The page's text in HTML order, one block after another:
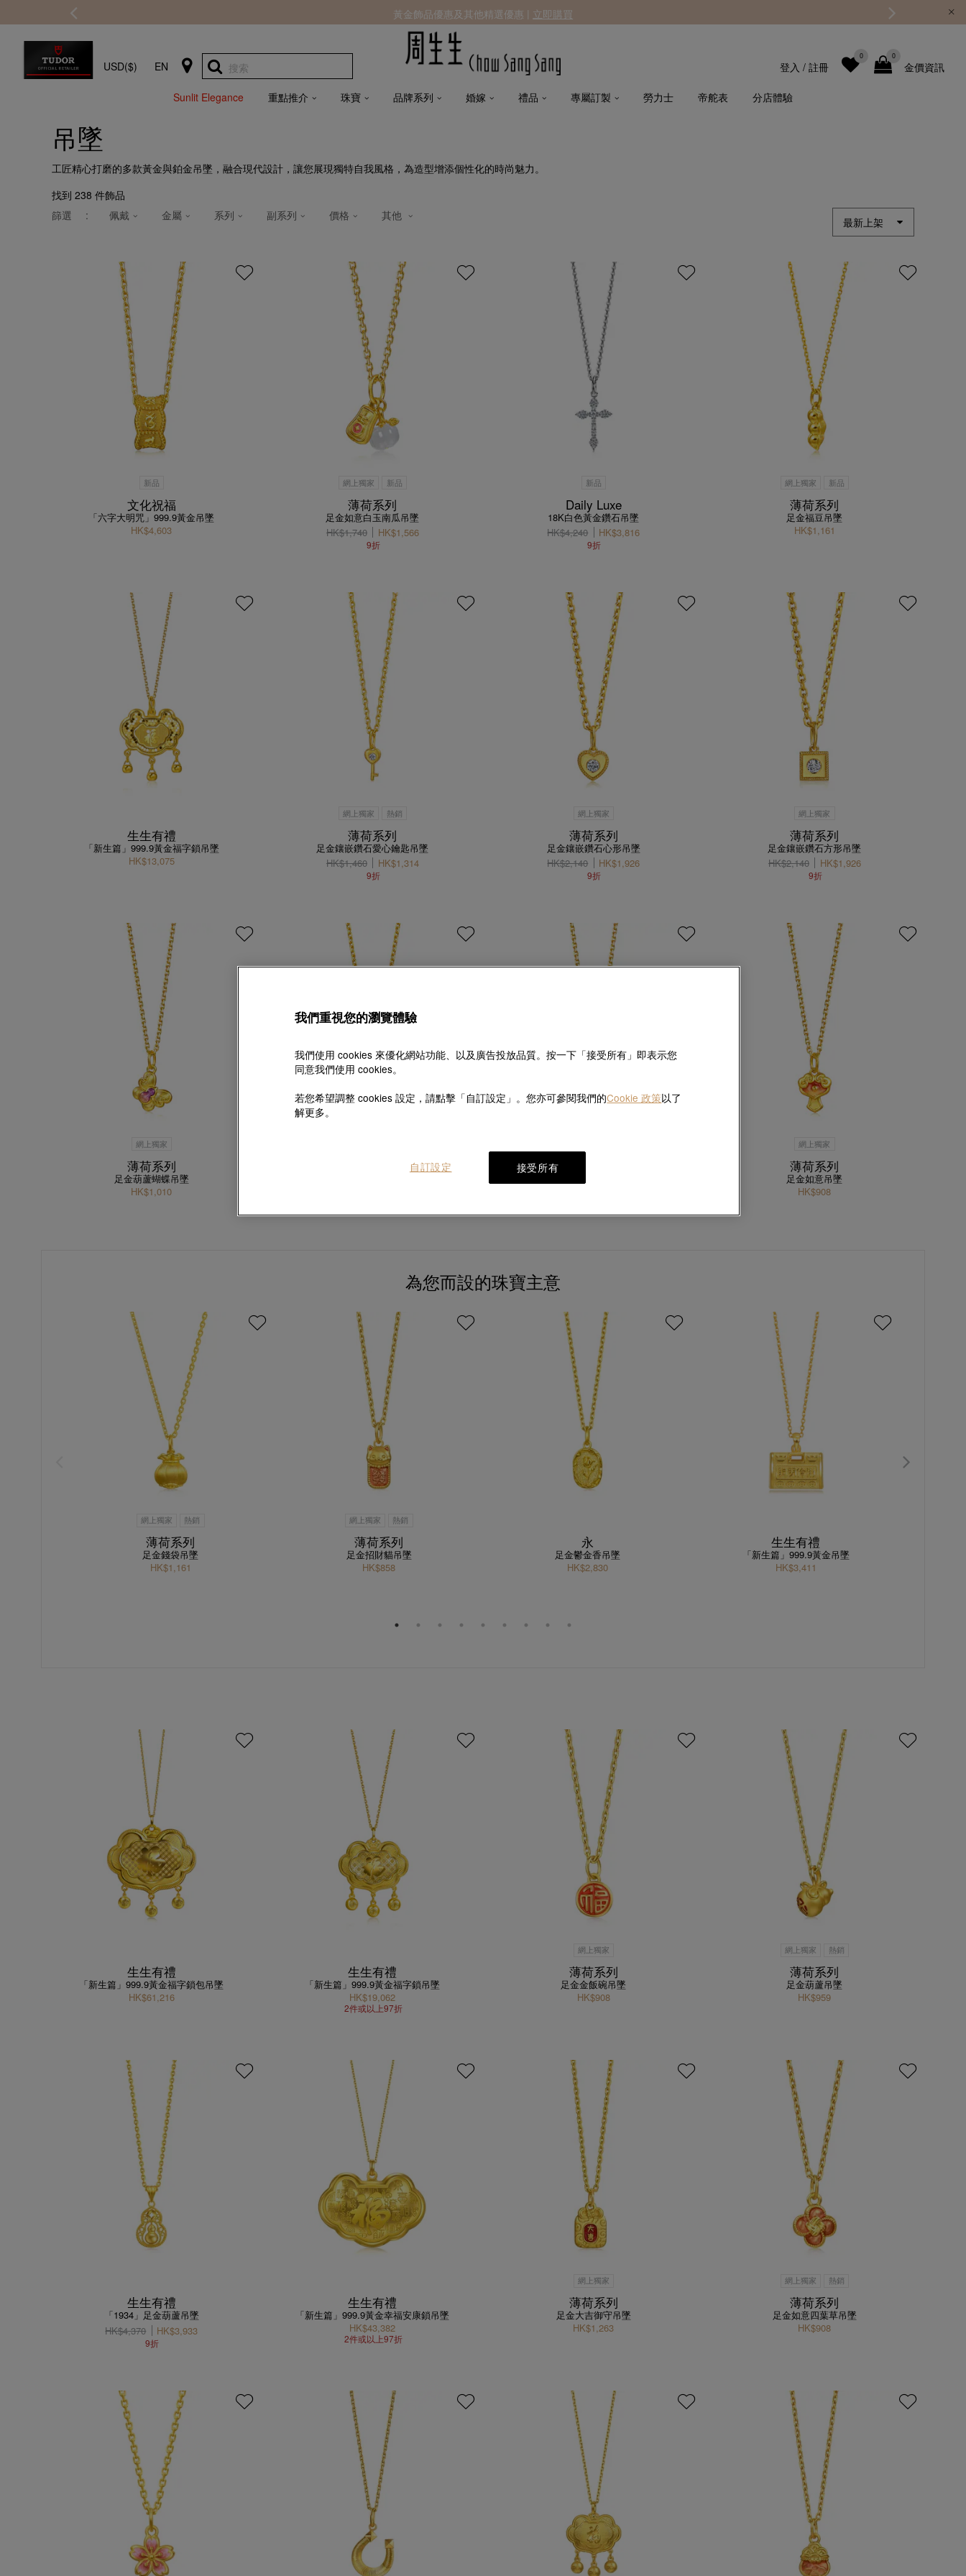
USD($) EN 搜索 金價資訊
0
0
登入 / 註冊
Sunlit Elegance 重點推介 珠寶 品牌系列 婚嫁 禮品 專屬訂製 勞力士 帝舵表 分店體驗
黃金飾品優惠及其他精選優惠 | 立即購買
吊墜
工匠精心打磨的多款黃金與鉑金吊墜，融合現代設計，讓您展現獨特自我風格，為造型增添個性化的時尚魅力。
找到 238 件飾品
篩選
: 佩戴 金屬 系列 副系列 價格 其他
新品
文化祝福
「六字大明咒」999.9黃金吊墜
HK$4,603
網上獨家 新品
薄荷系列
足金如意白玉南瓜吊墜
HK$1,740
HK$1,566
9折
新品
Daily Luxe
18K白色黃金鑽石吊墜
HK$4,240
HK$3,816
9折
網上獨家 新品
薄荷系列
足金福豆吊墜
HK$1,161
生生有禮
「新生篇」999.9黃金福字鎖吊墜
HK$13,075
網上獨家 熱銷
薄荷系列
足金鑲嵌鑽石愛心鑰匙吊墜
HK$1,460
HK$1,314
9折
網上獨家
薄荷系列
足金鑲嵌鑽石心形吊墜
HK$2,140
HK$1,926
9折
網上獨家
薄荷系列
足金鑲嵌鑽石方形吊墜
HK$2,140
HK$1,926
9折
網上獨家
薄荷系列
足金葫蘆蝴蝶吊墜
HK$1,010
網上獨家
薄荷系列
足金如意吊墜
HK$908
為您而設的珠寶主意
網上獨家 熱銷
薄荷系列
足金錢袋吊墜
HK$1,161
網上獨家 熱銷
薄荷系列
足金招財貓吊墜
HK$858
永
足金鬱金香吊墜
HK$2,830
生生有禮
「新生篇」999.9黃金吊墜
HK$3,411
生生有禮
「新生篇」999.9黃金福字鎖包吊墜
HK$61,216
生生有禮
「新生篇」999.9黃金福字鎖吊墜
HK$19,062
2件或以上97折
網上獨家
薄荷系列
足金金飯碗吊墜
HK$908
網上獨家 熱銷
薄荷系列
足金葫蘆吊墜
HK$959
生生有禮
「1934」足金葫蘆吊墜
HK$4,370
HK$3,933
9折
生生有禮
「新生篇」999.9黃金幸福安康鎖吊墜
HK$43,382
2件或以上97折
網上獨家
薄荷系列
足金大吉御守吊墜
HK$1,263
網上獨家 熱銷
薄荷系列
足金如意四葉草吊墜
HK$908
我們重視您的瀏覽體驗
我們使用 cookies 來優化網站功能、以及廣告投放品質。按一下「接受所有」即表示您
同意我們使用 cookies。
若您希望調整 cookies 設定，請點擊「自訂設定」。您亦可參閱我們的Cookie 政策以了
解更多。
接受所有
自訂設定